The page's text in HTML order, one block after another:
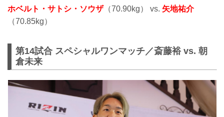
ホベルト・サトシ・ソウザ（70.90kg） vs. 矢地祐介
（70.85kg）
第14試合 スペシャルワンマッチ／斎藤裕 vs. 朝
倉未来